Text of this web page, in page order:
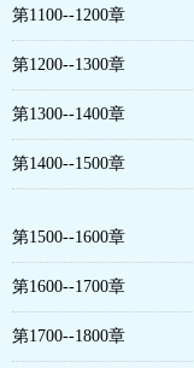
第1100--1200章
第1200--1300章
第1300--1400章
第1400--1500章
第1500--1600章
第1600--1700章
第1700--1800章